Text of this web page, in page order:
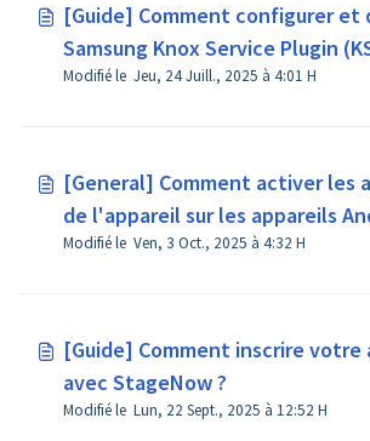
[Guide] Comment configurer et
Samsung Knox Service Plugin
appareils Samsung ?
Modifié le Jeu, 24 Juill., 2025 à 4:01 H
[General] Comment activer les
de l'appareil sur les appareils
versions ultérieures ?Modifié le Ven, 3 Oct., 2025 à 4:32 H
[Guide] Comment inscrire votre
avec StageNow ?
Modifié le Lun, 22 Sept., 2025 à 12:52 H